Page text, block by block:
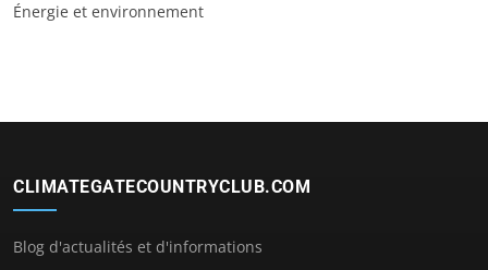
Énergie et environnement
CLIMATEGATECOUNTRYCLUB.COM
Blog d'actualités et d'informations